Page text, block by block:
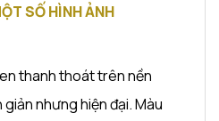
SỐ HÌNH ẢNH
thanh thoát trên nền
nhưng hiện đại. Màu